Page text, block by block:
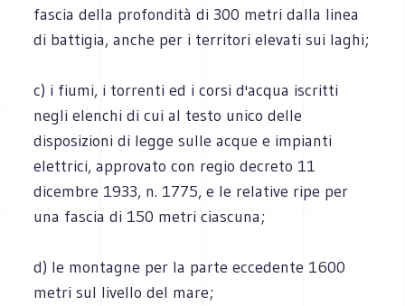
fascia della profondità di 300 metri dalla linea
di battigia, anche per i territori elevati sui laghi;
c) i fiumi, i torrenti ed i corsi d'acqua iscritti
negli elenchi di cui al testo unico delle
disposizioni di legge sulle acque e impianti
elettrici, approvato con regio decreto 11
dicembre 1933, n. 1775, e le relative ripe per
una fascia di 150 metri ciascuna;
d) le montagne per la parte eccedente 1600
metri sul livello del mare;